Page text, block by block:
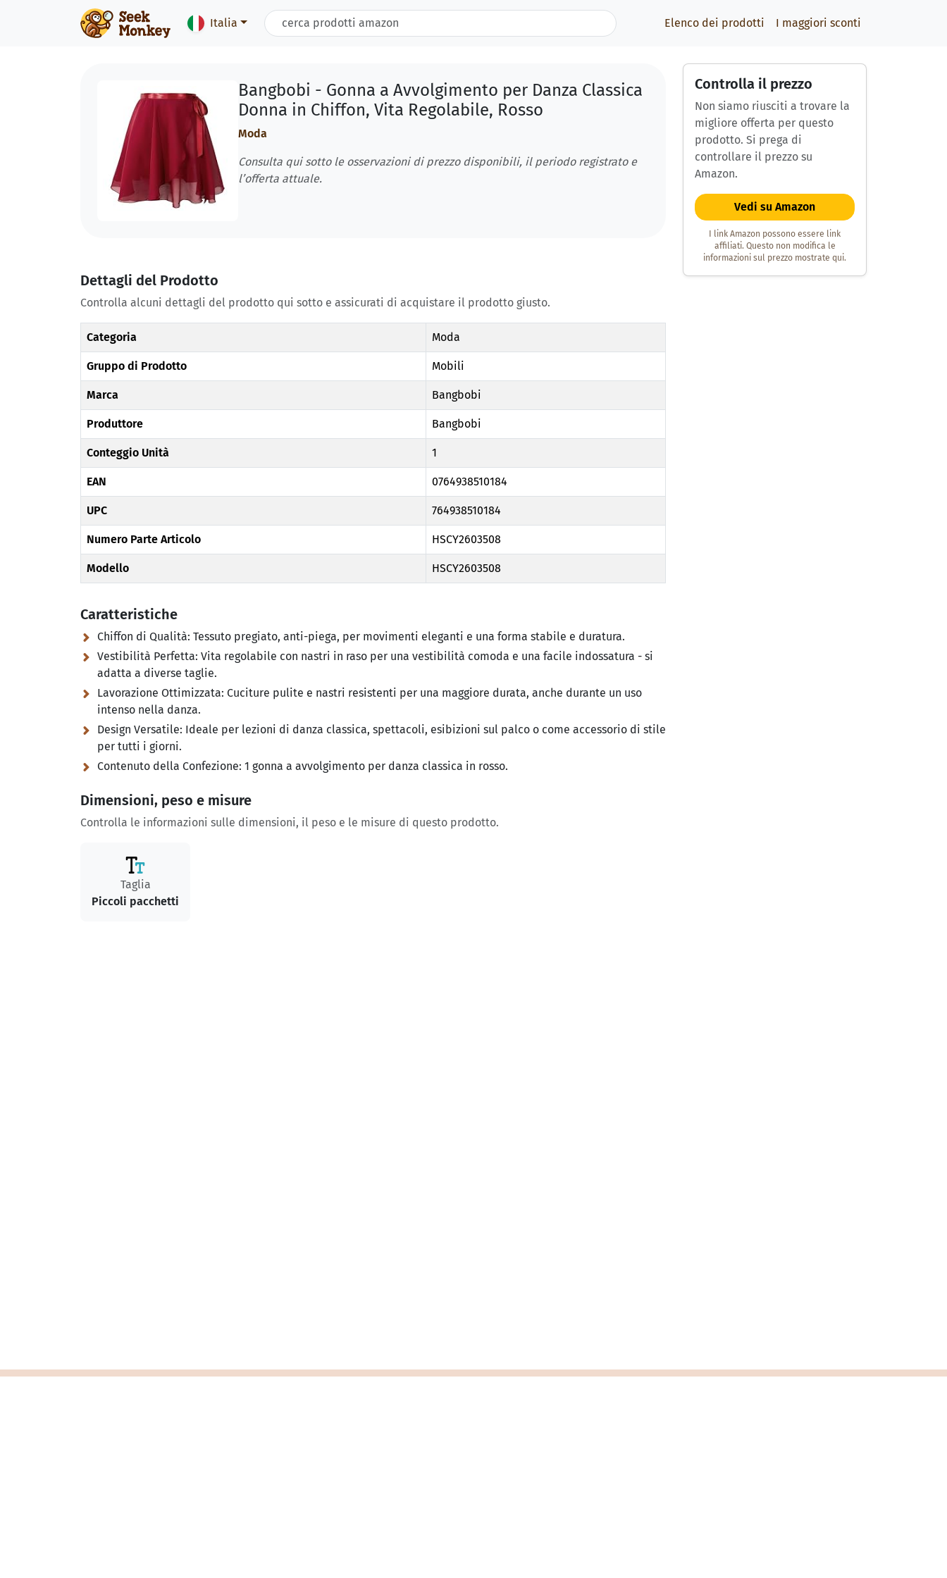
Italia Elenco dei prodotti I maggiori sconti
Bangbobi - Gonna a Avvolgimento per Danza Classica
Donna in Chiffon, Vita Regolabile, Rosso
Moda
Consulta qui sotto le osservazioni di prezzo disponibili, il periodo registrato e
l’offerta attuale.
Dettagli del Prodotto
Controlla alcuni dettagli del prodotto qui sotto e assicurati di acquistare il prodotto giusto.
Categoria Moda
Gruppo di Prodotto Mobili
Marca Bangbobi
Produttore Bangbobi
Conteggio Unità 1
EAN 0764938510184
UPC 764938510184
Numero Parte Articolo HSCY2603508
Modello HSCY2603508
Caratteristiche
Chiffon di Qualità: Tessuto pregiato, anti-piega, per movimenti eleganti e una forma stabile e duratura.
Vestibilità Perfetta: Vita regolabile con nastri in raso per una vestibilità comoda e una facile indossatura - si
adatta a diverse taglie.
Lavorazione Ottimizzata: Cuciture pulite e nastri resistenti per una maggiore durata, anche durante un uso
intenso nella danza.
Design Versatile: Ideale per lezioni di danza classica, spettacoli, esibizioni sul palco o come accessorio di stile
per tutti i giorni.
Contenuto della Confezione: 1 gonna a avvolgimento per danza classica in rosso.
Dimensioni, peso e misure
Controlla le informazioni sulle dimensioni, il peso e le misure di questo prodotto.
Taglia
Piccoli pacchetti
Controlla il prezzo
Non siamo riusciti a trovare la
migliore offerta per questo
prodotto. Si prega di
controllare il prezzo su
Amazon.
Vedi su Amazon
I link Amazon possono essere link
affiliati. Questo non modifica le
informazioni sul prezzo mostrate qui.